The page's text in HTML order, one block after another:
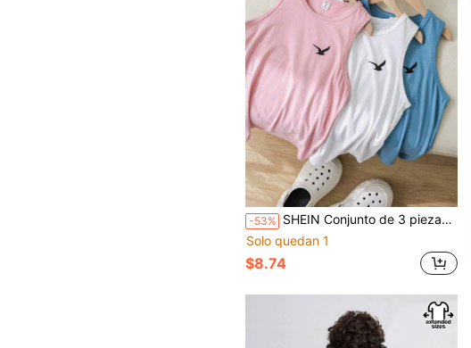
-53% SHEIN Conjunto de 3 piezas de camisetas de tirantes casuales para niños preadolescentes en talla extendida, de corte holgado y con patrones
Solo quedan 1
$8.74